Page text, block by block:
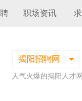
职场资讯
揭阳招聘网
人气火爆的揭阳人才